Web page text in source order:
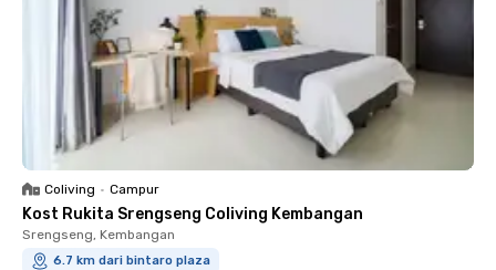
Coliving • Campur
Kost Rukita Srengseng Coliving Kembangan
Srengseng, Kembangan
6.7 km dari bintaro plaza